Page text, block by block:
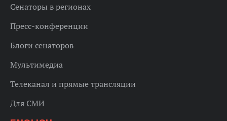
Сенаторы в регионах
Пресс-конференции
Блоги сенаторов
Мультимедиа
Телеканал и прямые трансляции
Для СМИ